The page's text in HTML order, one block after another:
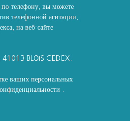
по телефону, вы можете
телефонной агитации,
на веб-сайте
BLOIS CEDEX.
ваших персональных